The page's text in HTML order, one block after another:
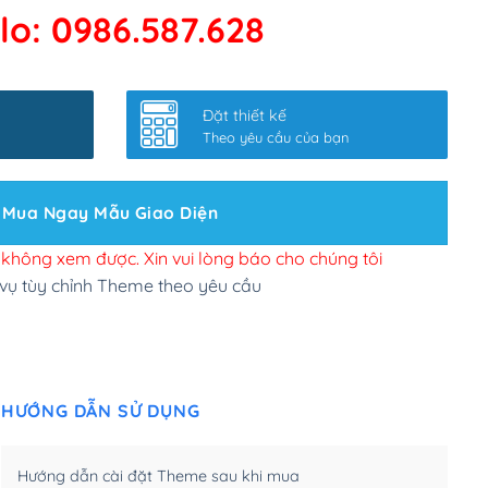
kết google, cập nhật sitemap(+50,000₫)
slider chính (+200,000₫)
site Wordpress(+100,000₫)
đăng web(+300,000₫)
tuỳ chọn (+2,000,000₫)
(+450,000₫)
0986.587.628
Đặt thiết kế
Theo yêu cầu của bạn
Mua Ngay Mẫu Giao Diện
xem được. Xin vui lòng báo cho chúng tôi
tùy chỉnh Theme theo yêu cầu
HƯỚNG DẪN SỬ DỤNG
Hướng dẫn cài đặt Theme sau khi mua